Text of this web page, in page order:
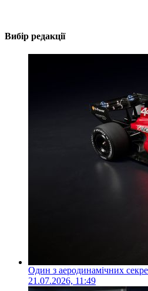
Вибір редакції
Один з аеродинамічних
21.07.2026, 11:49